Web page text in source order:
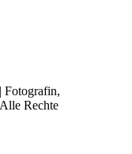
Fotografin,
Rechte